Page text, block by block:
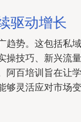
驱动增长
趋势。这包括私域
操技巧、新兴流量
阿百培训旨在让学
够灵活应对市场变